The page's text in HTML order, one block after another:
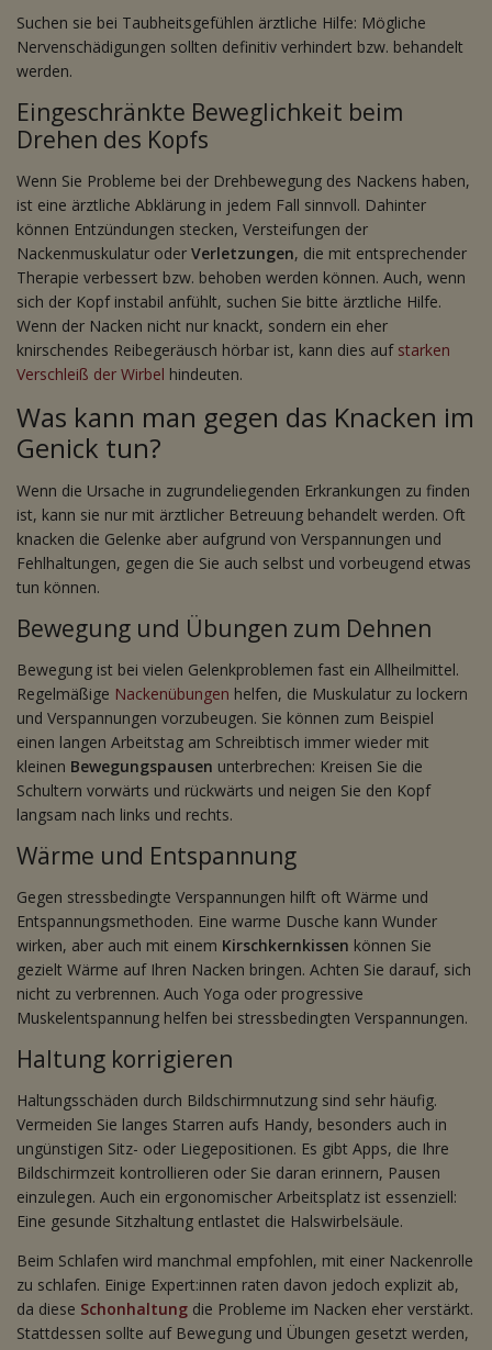
Suchen sie bei Taubheitsgefühlen ärztliche Hilfe: Mögliche
Nervenschädigungen sollten definitiv verhindert bzw. behandelt
werden.
Eingeschränkte Beweglichkeit beim
Drehen des Kopfs
Wenn Sie Probleme bei der Drehbewegung des Nackens haben,
ist eine ärztliche Abklärung in jedem Fall sinnvoll. Dahinter
können Entzündungen stecken, Versteifungen der
Nackenmuskulatur oder Verletzungen, die mit entsprechender
Therapie verbessert bzw. behoben werden können. Auch, wenn
sich der Kopf instabil anfühlt, suchen Sie bitte ärztliche Hilfe.
Wenn der Nacken nicht nur knackt, sondern ein eher
knirschendes Reibegeräusch hörbar ist, kann dies auf starken
Verschleiß der Wirbel hindeuten.
Was kann man gegen das Knacken im
Genick tun?
Wenn die Ursache in zugrundeliegenden Erkrankungen zu finden
ist, kann sie nur mit ärztlicher Betreuung behandelt werden. Oft
knacken die Gelenke aber aufgrund von Verspannungen und
Fehlhaltungen, gegen die Sie auch selbst und vorbeugend etwas
tun können.
Bewegung und Übungen zum Dehnen
Bewegung ist bei vielen Gelenkproblemen fast ein Allheilmittel.
Regelmäßige Nackenübungen helfen, die Muskulatur zu lockern
und Verspannungen vorzubeugen. Sie können zum Beispiel
einen langen Arbeitstag am Schreibtisch immer wieder mit
kleinen Bewegungspausen unterbrechen: Kreisen Sie die
Schultern vorwärts und rückwärts und neigen Sie den Kopf
langsam nach links und rechts.
Wärme und Entspannung
Gegen stressbedingte Verspannungen hilft oft Wärme und
Entspannungsmethoden. Eine warme Dusche kann Wunder
wirken, aber auch mit einem Kirschkernkissen können Sie
gezielt Wärme auf Ihren Nacken bringen. Achten Sie darauf, sich
nicht zu verbrennen. Auch Yoga oder progressive
Muskelentspannung helfen bei stressbedingten Verspannungen.
Haltung korrigieren
Haltungsschäden durch Bildschirmnutzung sind sehr häufig.
Vermeiden Sie langes Starren aufs Handy, besonders auch in
ungünstigen Sitz- oder Liegepositionen. Es gibt Apps, die Ihre
Bildschirmzeit kontrollieren oder Sie daran erinnern, Pausen
einzulegen. Auch ein ergonomischer Arbeitsplatz ist essenziell:
Eine gesunde Sitzhaltung entlastet die Halswirbelsäule.
Beim Schlafen wird manchmal empfohlen, mit einer Nackenrolle
zu schlafen. Einige Expert:innen raten davon jedoch explizit ab,
da diese Schonhaltung die Probleme im Nacken eher verstärkt.
Stattdessen sollte auf Bewegung und Übungen gesetzt werden,